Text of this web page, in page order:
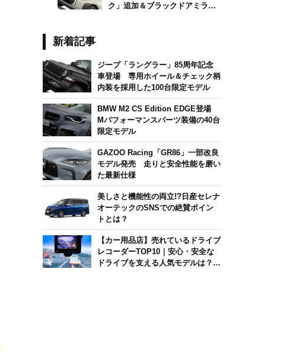
ク」追加＆ブラックドアミラー
新着記事
ジープ「ラングラー」85周年記念
車登場 専用ホイール＆チェック柄
内装を採用した100台限定モデル
BMW M2 CS Edition EDGE登場
Mパフォーマンスパーツ装備の40台
限定モデル
GAZOO Racing「GR86」一部改良
モデル発売 走りと安全性能を磨い
た最新仕様
美しさと機能性の両立!?日産セレナ
オーテックのSNSでの絶賛ポイン
トとは？
【カー用品店】売れているドライブ
レコーダーTOP10｜安心・安全な
ドライブを支える人気モデルは？